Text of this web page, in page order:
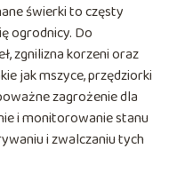
świerki to częsty
ogrodnicy. Do
zgnilizna korzeni oraz
jak mszyce, przędziorki
zagrożenie dla
i monitorowanie stanu
i zwalczaniu tych